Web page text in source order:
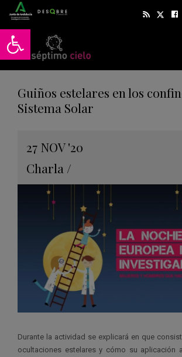
Abrir barra de herramientas
Guiños estelares en los
Sistema Solar
27 NOV'20
Charla /
Durante la actividad se explicará en que
ocultaciones estelares y cómo su aplicación